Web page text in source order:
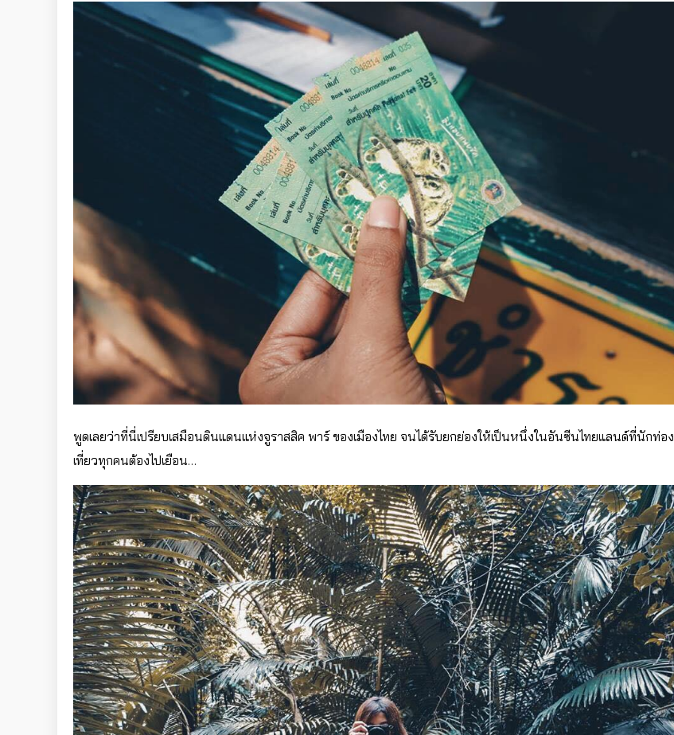
พูดเลยว่าที่นี่เปรียบเสมือนดินแดนแห่งจูราสสิค พาร์ ของเมืองไทย จนได้รับยกย่องให้เป็นหนึ่งในอันซีนไทยแลนด์ที่นักท่อง
เที่ยวทุกคนต้องไปเยือน…